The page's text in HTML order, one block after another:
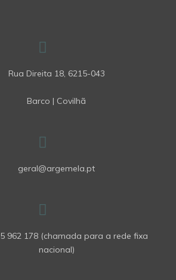
Barco | Covilhã
geral@argemela.pt
962 178 (chamada para a rede fixa
nacional)